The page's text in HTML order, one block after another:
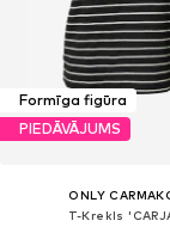
Formīga figūra
PIEDĀVĀJUMS
ONLY
T-Krekls